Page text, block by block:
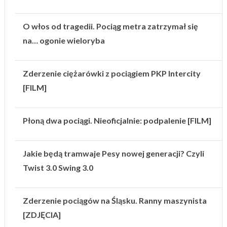
O włos od tragedii. Pociąg metra zatrzymał się
na… ogonie wieloryba
Zderzenie ciężarówki z pociągiem PKP Intercity
[FILM]
Płoną dwa pociągi. Nieoficjalnie: podpalenie [FILM]
Jakie będą tramwaje Pesy nowej generacji? Czyli
Twist 3.0 Swing 3.0
Zderzenie pociągów na Śląsku. Ranny maszynista
[ZDJĘCIA]